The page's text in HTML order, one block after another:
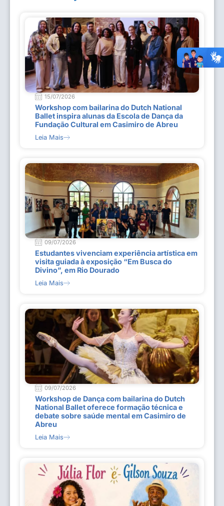
15/07/2026
Workshop com bailarina do Dutch National
Ballet inspira alunas da Escola de Dança da
Fundação Cultural em Casimiro de Abreu
Leia Mais
09/07/2026
Estudantes vivenciam experiência artística em
visita guiada à exposição “Em Busca do
Divino”, em Rio Dourado
Leia Mais
09/07/2026
Workshop de Dança com bailarina do Dutch
National Ballet oferece formação técnica e
debate sobre saúde mental em Casimiro de
Abreu
Leia Mais